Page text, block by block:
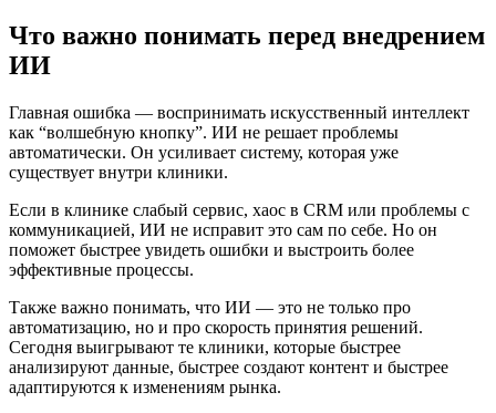
Что важно понимать перед внедрением
ИИ
Главная ошибка — воспринимать искусственный интеллект
как “волшебную кнопку”. ИИ не решает проблемы
автоматически. Он усиливает систему, которая уже
существует внутри клиники.
Если в клинике слабый сервис, хаос в CRM или проблемы с
коммуникацией, ИИ не исправит это сам по себе. Но он
поможет быстрее увидеть ошибки и выстроить более
эффективные процессы.
Также важно понимать, что ИИ — это не только про
автоматизацию, но и про скорость принятия решений.
Сегодня выигрывают те клиники, которые быстрее
анализируют данные, быстрее создают контент и быстрее
адаптируются к изменениям рынка.